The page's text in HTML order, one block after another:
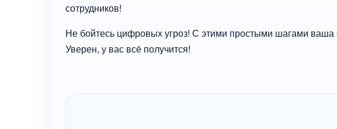
сотрудников!
Не бойтесь цифровых угроз! С этими простыми шагами ваша
Уверен, у вас всё получится!